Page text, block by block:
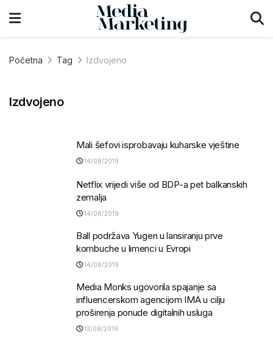
Početna Tag Izdvojeno
Izdvojeno
Mali šefovi isprobavaju kuharske vještine
14/08/2019
Netflix vrijedi više od BDP-a pet balkanskih
zemalja
14/08/2019
Ball podržava Yugen u lansiranju prve
kombuche u limenci u Evropi
14/08/2019
Media Monks ugovorila spajanje sa
influencerskom agencijom IMA u cilju
proširenja ponude digitalnih usluga
13/08/2019